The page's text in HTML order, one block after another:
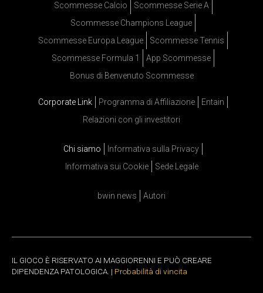
Scommesse Calcio
Scommesse Serie A
Scommesse Champions League
Scommesse Europa League
Scommesse Tennis
Scommesse Formula 1
App Scommesse
Bonus di Benvenuto Scommesse
Corporate Link Programma di Affiliazione
Entain
Relazioni con gli investitori
Chi siamo
Informativa sulla Privacy
Informativa sui Cookie
Sede Legale
bwin news Autori
IL GIOCO È RISERVATO AI MAGGIORENNI E PUÒ CREARE
DIPENDENZA PATOLOGICA. | Probabilità di vincita